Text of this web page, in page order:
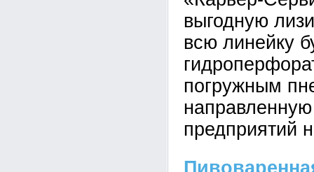
выгодную
всю линейку
погружным
предприятий